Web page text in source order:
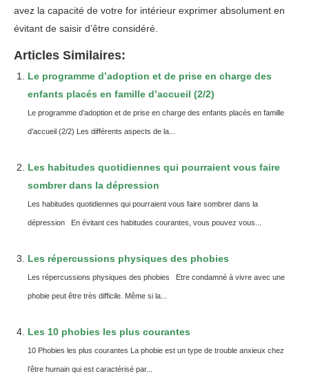
avez la capacité de votre for intérieur exprimer absolument en
évitant de saisir d’être considéré.
Articles Similaires:
Le programme d’adoption et de prise en charge des
enfants placés en famille d’accueil (2/2)
Le programme d’adoption et de prise en charge des enfants placés en famille
d’accueil (2/2) Les différents aspects de la...
Les habitudes quotidiennes qui pourraient vous faire
sombrer dans la dépression
Les habitudes quotidiennes qui pourraient vous faire sombrer dans la
dépression En évitant ces habitudes courantes, vous pouvez vous...
Les répercussions physiques des phobies
Les répercussions physiques des phobies Etre condamné à vivre avec une
phobie peut être très difficile. Même si la...
Les 10 phobies les plus courantes
10 Phobies les plus courantes La phobie est un type de trouble anxieux chez
l’être humain qui est caractérisé par...